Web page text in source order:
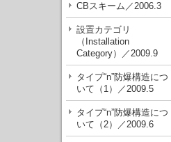
CBスキーム／2006.3
設置カテゴリ
（Installation
Category）／2009.9
タイプ“n”防爆構造につ
いて（1）／2009.5
タイプ“n”防爆構造につ
いて（2）／2009.6